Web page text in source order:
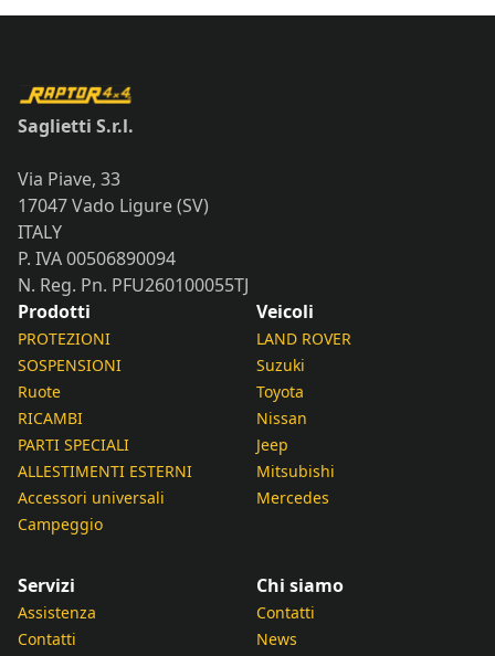
Saglietti S.r.l.
Via Piave, 33
17047 Vado Ligure (SV)
ITALY
P. IVA 00506890094
N. Reg. Pn. PFU260100055TJ
Prodotti
PROTEZIONI
SOSPENSIONI
Ruote
RICAMBI
PARTI SPECIALI
ALLESTIMENTI ESTERNI
Accessori universali
Campeggio
Veicoli
LAND ROVER
Suzuki
Toyota
Nissan
Jeep
Mitsubishi
Mercedes
Servizi
Assistenza
Contatti
Chi siamo
Contatti
News